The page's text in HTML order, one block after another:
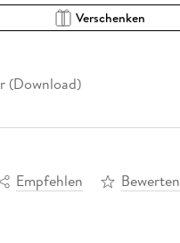
Verschenken
(Download)
Empfehlen Bewerten